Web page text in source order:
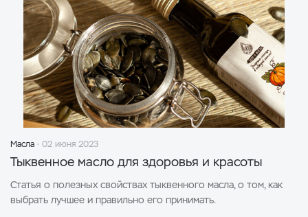
Масла 02 июня 2023
Тыквенное масло для здоровья и красоты
Статья о полезных свойствах тыквенного масла, о том, как
выбрать лучшее и правильно его принимать.